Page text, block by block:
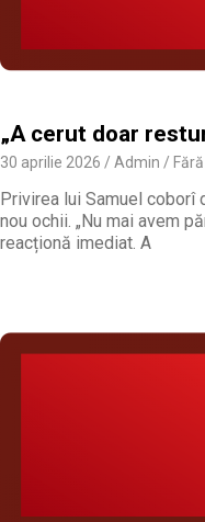
„A cerut doar
30 aprilie 2026 Admin
Privirea lui Samuel coborî
nou ochii. „Nu mai avem
reacționă imediat. A